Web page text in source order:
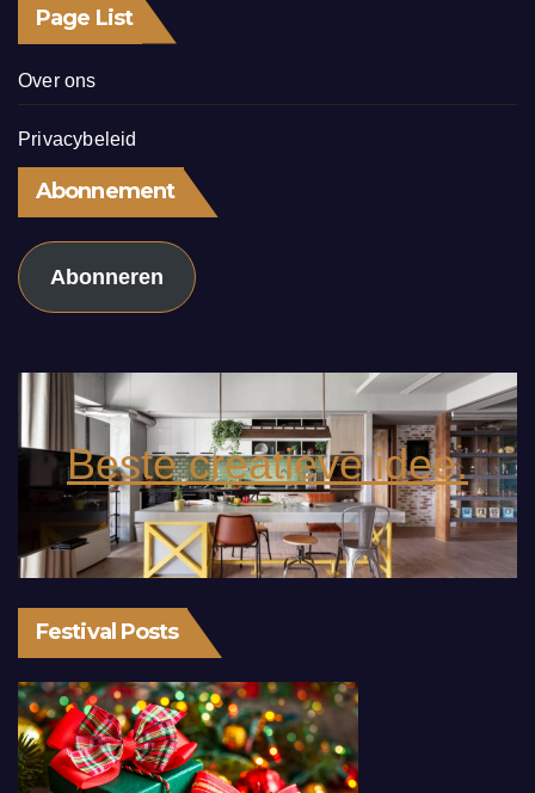
Page List
Over ons
Privacybeleid
Abonnement
Abonneren
Beste creatieve idee.
Festival Posts